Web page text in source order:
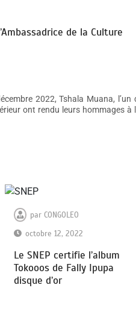
de la Culture
2022, Tshala Muana, l’un
ont rendu leurs hommages à
par CONGOLEO
octobre 12, 2022
Le SNEP certifie l’album
Tokooos de Fally Ipupa
disque d’or